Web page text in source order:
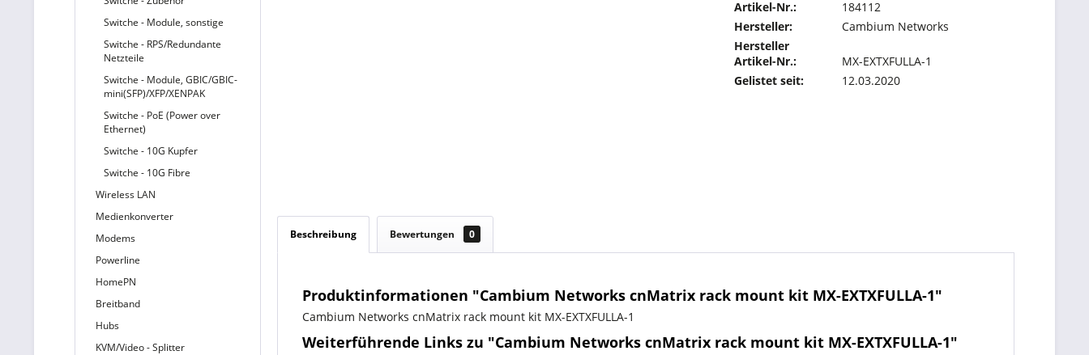
Switche - Module, sonstige
Switche - RPS/Redundante
Netzteile
Switche - Module, GBIC/GBIC-
mini(SFP)/XFP/XENPAK
Switche - PoE (Power over
Ethernet)
Switche - 10G Kupfer
Switche - 10G Fibre
Wireless LAN
Medienkonverter
Modems
Powerline
HomePN
Breitband
Hubs
KVM/Video - Splitter
Artikel-Nr.:
184112
Hersteller:
Cambium Networks
Hersteller
Artikel-Nr.:
MX-EXTXFULLA-1
Gelistet seit:
12.03.2020
Beschreibung Bewertungen 0
Produktinformationen "Cambium Networks cnMatrix rack mount kit MX-EXTXFULLA-1"
Cambium Networks cnMatrix rack mount kit MX-EXTXFULLA-1
Weiterführende Links zu "Cambium Networks cnMatrix rack mount kit MX-EXTXFULLA-1"